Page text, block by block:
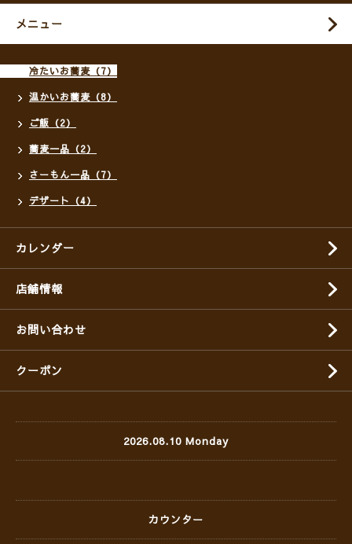
メニュー
冷たいお蕎麦（7）
温かいお蕎麦（8）
ご飯（2）
蕎麦一品（2）
さーもん一品（7）
デザート（4）
カレンダー
店舗情報
お問い合わせ
クーポン
2026.08.10 Monday
カウンター